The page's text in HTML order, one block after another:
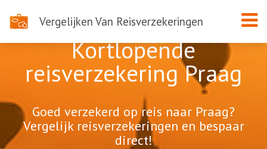
Vergelijken Van Reisverzekeringen
Kortlopende
reisverzekering Praag
Goed verzekerd op reis naar Praag?
Vergelijk reisverzekeringen en bespaar
direct!